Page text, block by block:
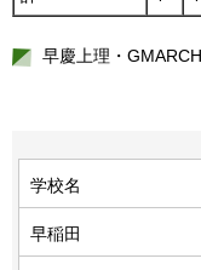
早慶上理・
学校名
早稲田